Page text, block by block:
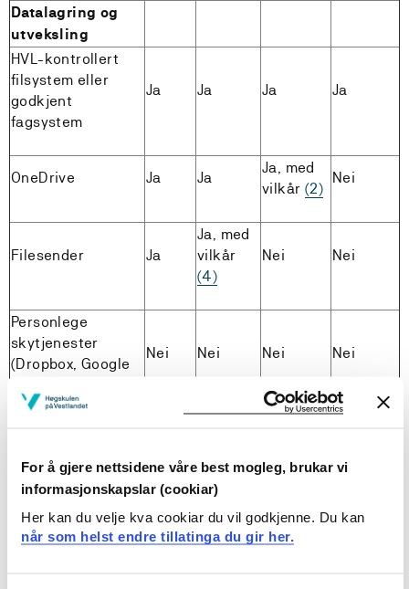
For å gjere nettsidene våre best mogleg, brukar vi
informasjonskapslar (cookiar)
Her kan du velje kva cookiar du vil godkjenne. Du kan
når som helst endre tillatinga du gir her.
Datalagring og
utveksling
HVL-kontrollert
filsystem eller
godkjent
fagsystem
Ja Ja Ja Ja
OneDrive Ja Ja
Ja, med
vilkår (2)
Nei
Filesender Ja
Ja, med
vilkår
(4)
Nei Nei
Personlege
skytjenester
(Dropbox, Google
Nei Nei Nei Nei
Forskingsdata
(Forskingsserver)
Nei Nei Ja Ja
HVL pc (lokal
Ja
Ja, med
Ja, med